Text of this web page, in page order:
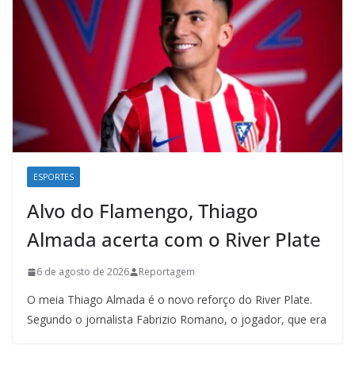
ESPORTES
Alvo do Flamengo, Thiago
Almada acerta com o River Plate
6 de agosto de 2026 Reportagem
O meia Thiago Almada é o novo reforço do River Plate.
Segundo o jornalista Fabrizio Romano, o jogador, que era